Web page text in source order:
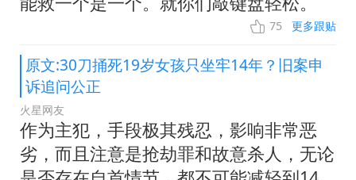
75 更多跟贴
原文:30刀捅死19岁女孩只坐牢14年？旧案申
诉追问公正
火星网友
作为主犯，手段极其残忍，影响非常恶
劣，而且注意是抢劫罪和故意杀人，无论